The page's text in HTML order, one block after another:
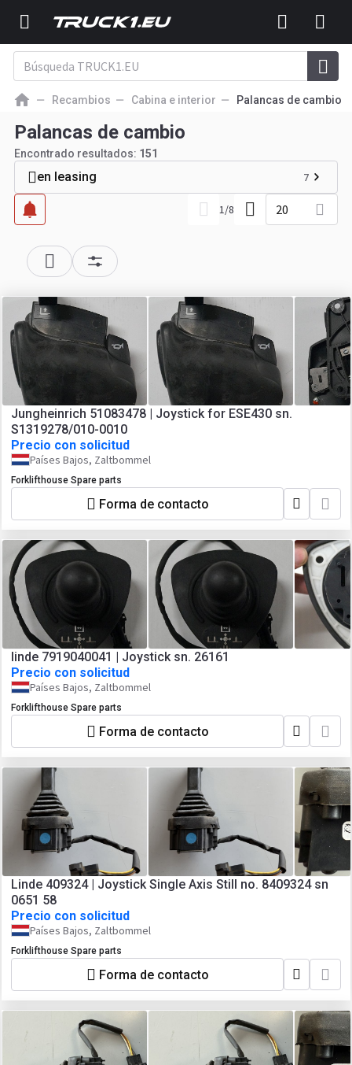
Recambios Cabina e interior Palancas de cambio
Palancas de cambio
Encontrado resultados: 151
en leasing 7
1/8 20
Jungheinrich 51083478 | Joystick for ESE430 sn.
S1319278/010-0010
Precio con solicitud
Países Bajos, Zaltbommel
Forklifthouse Spare parts
Forma de contacto
linde 7919040041 | Joystick sn. 26161
Precio con solicitud
Países Bajos, Zaltbommel
Forklifthouse Spare parts
Forma de contacto
Linde 409324 | Joystick Single Axis Still no. 8409324 sn
0651 58
Precio con solicitud
Países Bajos, Zaltbommel
Forklifthouse Spare parts
Forma de contacto